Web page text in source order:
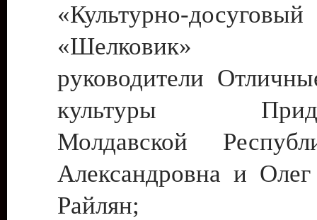
«Культурно-
«Шелковик»
руководители
культуры
Молдавской
Александровна и
Райлян;